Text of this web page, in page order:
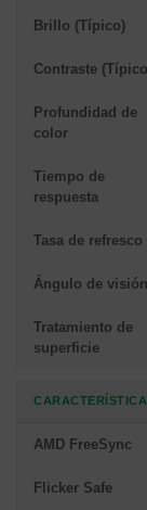
Brillo (Típico)
Contraste
Profundidad de
color
Tiempo de
respuesta
Tasa de refresco
Ángulo de visión
Tratamiento de
superficie
AMD FreeSync
Flicker Safe